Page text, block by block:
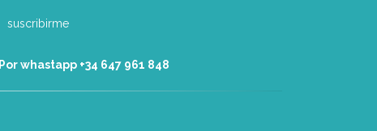
Por whastapp +34 ‭647 961 848‬